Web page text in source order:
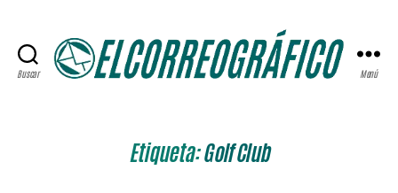
Buscar Menú
Etiqueta:Golf Club